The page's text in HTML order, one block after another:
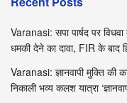
Varanasi: सपा पार्षद पर
धमकी देने का दावा, FIR के बाद
Varanasi: ज्ञानवापी मुक्ति की
निकाली भव्य कलश यात्रा